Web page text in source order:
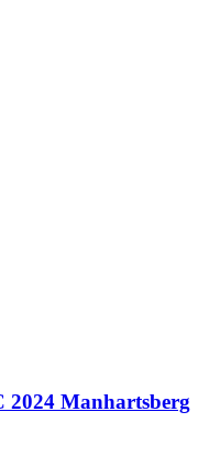
2024 Manhartsberg